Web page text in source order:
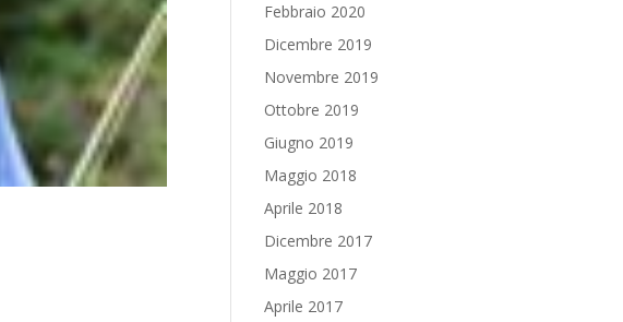
Febbraio 2020
Dicembre 2019
Novembre 2019
Ottobre 2019
Giugno 2019
Maggio 2018
Aprile 2018
Dicembre 2017
Maggio 2017
Aprile 2017